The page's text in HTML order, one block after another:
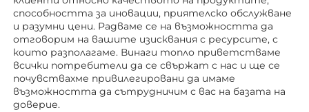
способността за иновации, приятелско обслужване
и разумни цени. Радваме се на възможността да
отговорим на вашите изисквания с ресурсите, с
които разполагаме. Винаги топло приветстваме
всички потребители да се свържат с нас и ще се
почувствахме привилегировани да имаме
възможността да сътрудничим с вас на базата на
доверие.